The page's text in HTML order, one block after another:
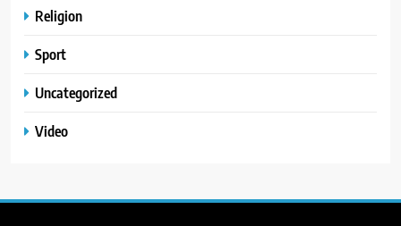
Religion
Sport
Uncategorized
Video